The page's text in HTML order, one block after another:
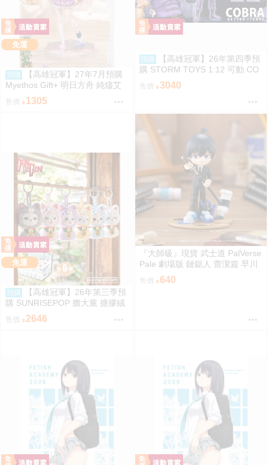
免運
預購
【高雄冠軍】27年7月預購
Myethos Gift+ 明日方舟 純燼艾
雅法拉 後來的故事Ver 1/8 1011
售價 1305
預購
【高雄冠軍】26年第四季預
購 STORM TOYS 1:12 可動 CO
BRA 眼鏡蛇 免訂金0825
售價 3040
免運
預購
【高雄冠軍】26年第三季預
購 SUNRISEPOP 膽大黨 搪膠絨
毛 晴天娃娃 6入盲盒套組 免運 0
819
售價 2646
『大師級』現貨 武士道 PalVerse
Pale 劇場版 鏈鋸人 蕾潔篇 早川
640